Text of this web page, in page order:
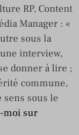
RP, Content
Manager : «
sous la
interview,
donner à lire ;
commune,
sous le
moi sur